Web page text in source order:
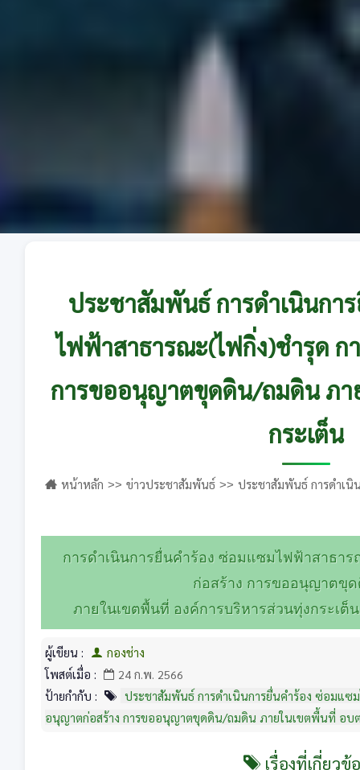
ประชาสัมพันธ์ การดำเนินกา
ไฟฟ้าสาธารณะ(ไฟกิ่ง)ชำรุด
การขออนุญาตขุดดิน/ถมดิน ภา
กระเต็น
หน้าหลัก ข่าวประชาสัมพันธ์
ประชาสัมพันธ์ การดำเ
การดำเนินการยื่นคำร้อง ซ่อมแซมไฟฟ้าสาธา
ก่อสร้าง การขออนุญาตขุ
ภายในเขตพื้นที่ องค์การบริหารส่วนทุ่งกระเต็น
ผู้เขียน :
กองช่าง
โพสต์เมื่อ :
24 ก.พ. 2566
ป้ายกำกับ :
ประชาสัมพันธ์ การดำเนินการยื่นคำร้อง ซ่อมแซ
อนุญาตก่อสร้าง การขออนุญาตขุดดิน/ถมดิน ภายในเขตพื้นที่ อบ
เรื่องที่เกี่ยวข้